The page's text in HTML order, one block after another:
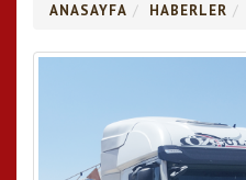
ANASAYFA HABERLER